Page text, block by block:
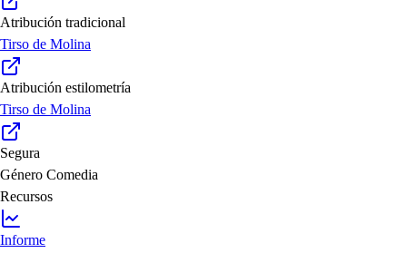
Atribución tradicional
Tirso de Molina
Atribución estilometría
Tirso de Molina
Segura
Género Comedia
Recursos
Informe